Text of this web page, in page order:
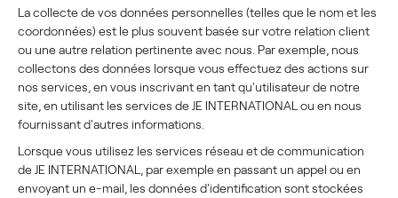
La collecte de vos données personnelles (telles que le nom et les
coordonnées) est le plus souvent basée sur votre relation client
ou une autre relation pertinente avec nous. Par exemple, nous
collectons des données lorsque vous effectuez des actions sur
nos services, en vous inscrivant en tant qu'utilisateur de notre
site, en utilisant les services de JE INTERNATIONAL ou en nous
fournissant d'autres informations.
Lorsque vous utilisez les services réseau et de communication
de JE INTERNATIONAL, par exemple en passant un appel ou en
envoyant un e-mail, les données d'identification sont stockées